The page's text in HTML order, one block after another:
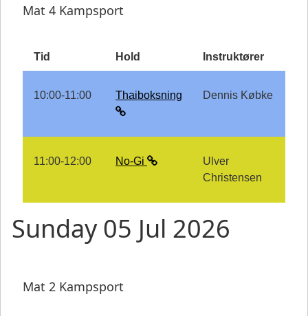
Mat 4 Kampsport
Tid Hold Instruktører
10:00-11:00 Thaiboksning Dennis Købke
11:00-12:00 No-Gi
Ulver
Christensen
Sunday 05 Jul 2026
Mat 2 Kampsport